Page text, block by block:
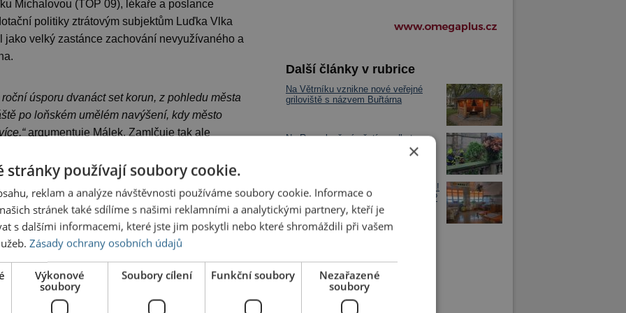
Michalovou (TOP 09), lékaře a poslance
politiky ztrátovým subjektům Luďka Vlka
velký zastánce zachování nevyužívaného a
úsporu dvanáct set korun, z pohledu města
po loňském umělém navýšení, kdy město
argumentuje Málek. Zamlčuje tak ale
producenta odpadu doplácí zhruba
náklady na likvidaci a svoz odpadu ani zdaleka
korunována úspěchem, ukáže právě
red
za odpad,
Další články v rubrice
Na Větrníku vznikne nové veřejné
griloviště s názvem Buřtárna
Na Resselově náměstí spadl strom
První půlrok přinesl nárůst porodnosti!
Jak je na tom chrudimská porodnice?
×
stránky používají soubory cookie.
reklam a analýze návštěvnosti používáme soubory cookie. Informace o
stránek také sdílíme s našimi reklamními a analytickými partnery, kteří je
s dalšími informacemi, které jste jim poskytli nebo které shromáždili při vašem
Zásady ochrany osobních údajů
Výkonové
soubory
Soubory cílení Funkční soubory
Nezařazené
soubory